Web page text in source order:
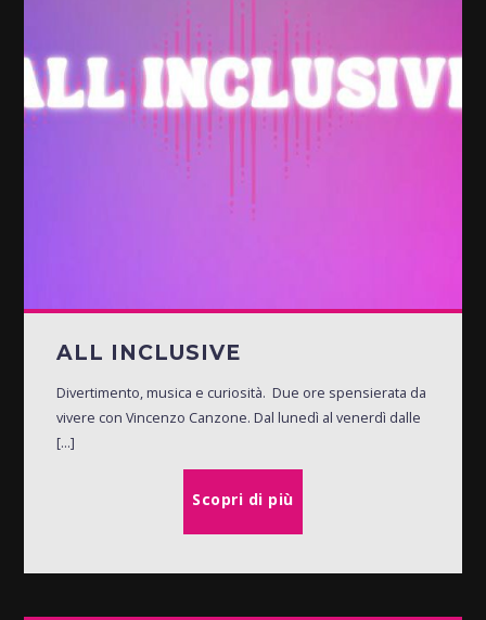
ALL INCLUSIVE
Divertimento, musica e curiosità. Due ore spensierata da
vivere con Vincenzo Canzone. Dal lunedì al venerdì dalle
[...]
Scopri di più